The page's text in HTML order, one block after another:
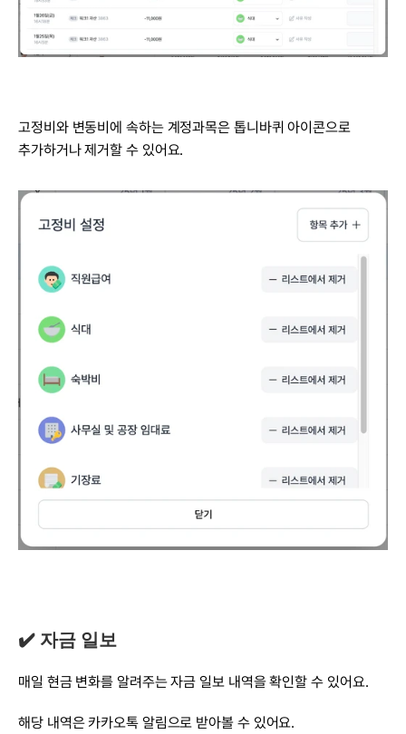
고정비와 변동비에 속하는 계정과목은 톱니바퀴 아이콘으로
추가하거나 제거할 수 있어요.
✔️ 자금 일보
매일 현금 변화를 알려주는 자금 일보 내역을 확인할 수 있어요.
해당 내역은 카카오톡 알림으로 받아볼 수 있어요.